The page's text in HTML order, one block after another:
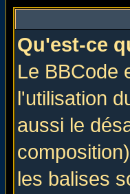
Qu'est-ce
Le BBCode
l'utilisation
aussi le
les balises